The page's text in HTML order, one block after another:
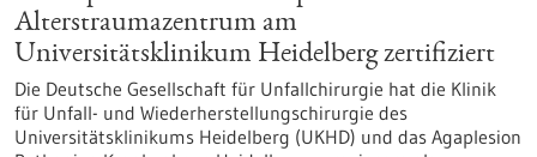
Alterstraumazentrum am
Universitätsklinikum Heidelberg zertifiziert
Die Deutsche Gesellschaft für Unfallchirurgie hat die Klinik
für Unfall- und Wiederherstellungschirurgie des
Universitätsklinikums Heidelberg (UKHD) und das Agaplesion